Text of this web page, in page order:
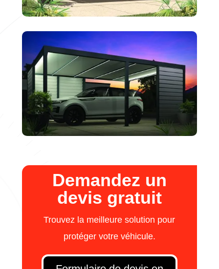
Demandez un
devis gratuit
Trouvez la meilleure solution pour
protéger votre véhicule.